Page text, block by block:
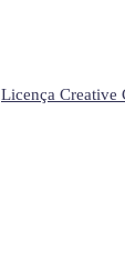
Licença